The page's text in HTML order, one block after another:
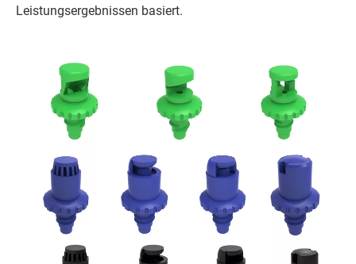
Leistungsergebnissen basiert.